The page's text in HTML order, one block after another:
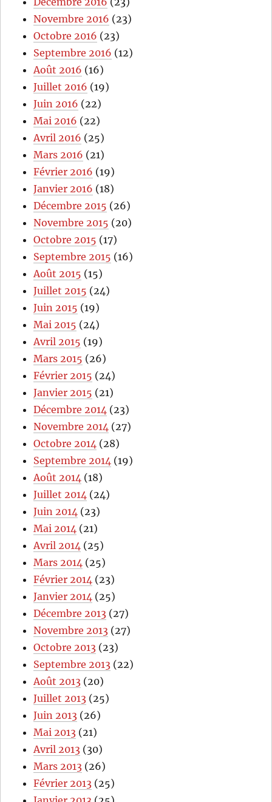
Novembre 2016 (23)
Octobre 2016 (23)
Septembre 2016 (12)
Août 2016 (16)
Juillet 2016 (19)
Juin 2016 (22)
Mai 2016 (22)
Avril 2016 (25)
Mars 2016 (21)
Février 2016 (19)
Janvier 2016 (18)
Décembre 2015 (26)
Novembre 2015 (20)
Octobre 2015 (17)
Septembre 2015 (16)
Août 2015 (15)
Juillet 2015 (24)
Juin 2015 (19)
Mai 2015 (24)
Avril 2015 (19)
Mars 2015 (26)
Février 2015 (24)
Janvier 2015 (21)
Décembre 2014 (23)
Novembre 2014 (27)
Octobre 2014 (28)
Septembre 2014 (19)
Août 2014 (18)
Juillet 2014 (24)
Juin 2014 (23)
Mai 2014 (21)
Avril 2014 (25)
Mars 2014 (25)
Février 2014 (23)
Janvier 2014 (25)
Décembre 2013 (27)
Novembre 2013 (27)
Octobre 2013 (23)
Septembre 2013 (22)
Août 2013 (20)
Juillet 2013 (25)
Juin 2013 (26)
Mai 2013 (21)
Avril 2013 (30)
Mars 2013 (26)
Février 2013 (25)